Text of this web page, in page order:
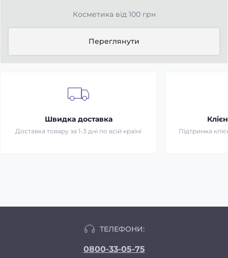
Косметика від 100 грн
Переглянути
Швидка доставка
Доставка товару за 1-3 дні по всій країні Підтримка
ТЕЛЕФОНИ:
0800-33-05-75